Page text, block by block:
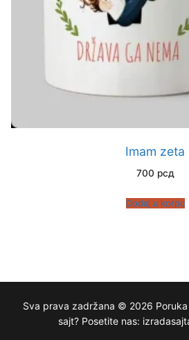
Imam zeta
700 рсд
Dodaj u korpu
Sva prava zadržana © 2026
sajt? Posetite nas: